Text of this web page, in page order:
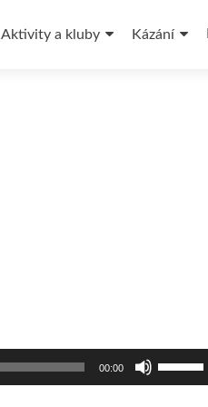
Aktivity a kluby Kázání
00:00
šipek